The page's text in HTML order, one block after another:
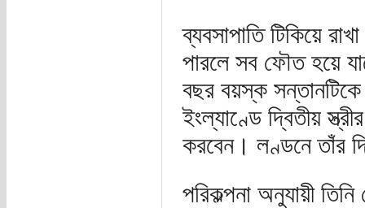
ব্যবসাপাতি টিকিয়ে
পারলে সব ফৌত হয়ে
বছর বয়স্ক সন্তানটিকে
ইংল্যাণ্ডে দ্বিতীয়
করবেন। লণ্ডনে তাঁর
পরিকল্পনা অনুযায়ী